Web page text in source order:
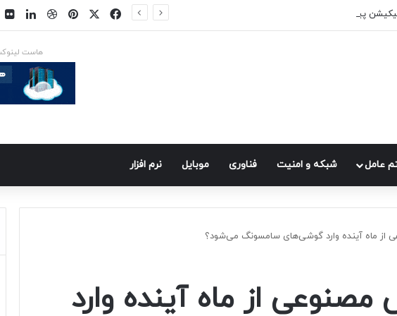
پیام‌رسان ایکس در راه است فیسبوک
ایکس پینتریستدریبببل
هاست
عامل شبكه و امنيت فناوری موبايل نرم افزار
از ماه آینده وارد گوشی‌های سامسونگ می‌شود؟
از ماه آینده وارد